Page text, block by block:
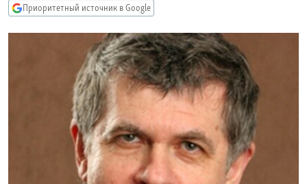
Вернутся
КАВКАЗ.РЕАЛИИ
СИБИРЬ.РЕАЛИИ
РАСПИСАНИЕ ВЕЩАНИЯ
ПОДПИШИТЕСЬ НА РАССЫЛКУ
СОЦИАЛЬНЫЕ СЕТИ
Приоритетный источник в Google